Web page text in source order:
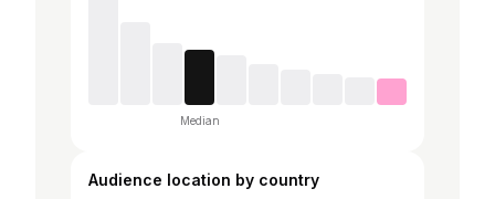
Median
Audience location by country